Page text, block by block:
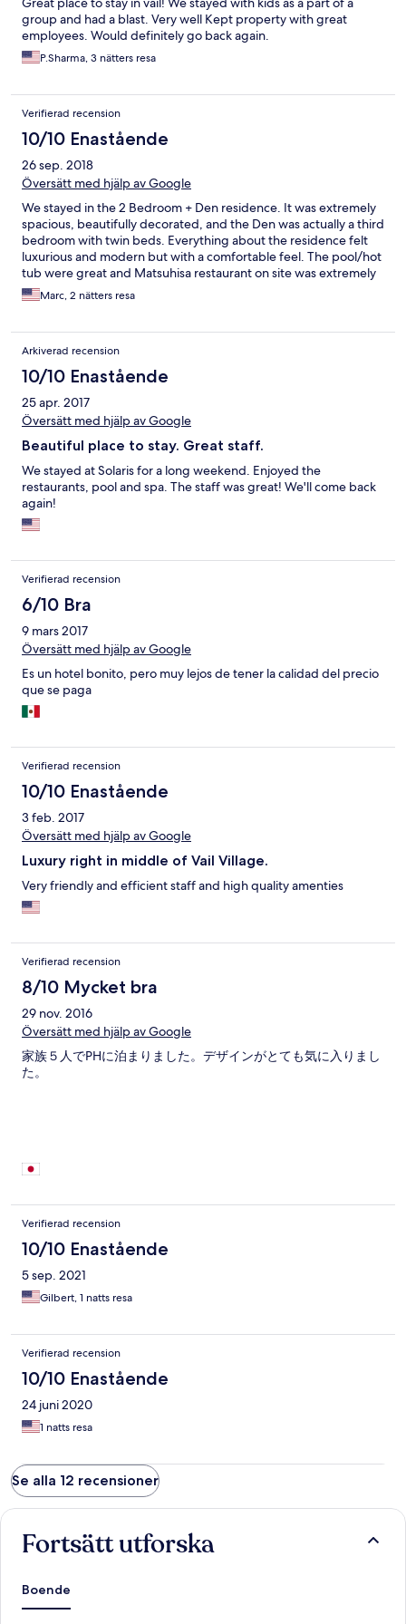
group and had a blast. Very well Kept property with great
employees. Would definitely go back again.
P.Sharma, 3 nätters resa
Verifierad recension
10/10 Enastående
26 sep. 2018
Översätt med hjälp av Google
We stayed in the 2 Bedroom + Den residence. It was extremely
spacious, beautifully decorated, and the Den was actually a third
bedroom with twin beds. Everything about the residence felt
luxurious and modern but with a comfortable feel. The pool/hot
tub were great and Matsuhisa restaurant on site was extremely
delicious. Location could not be beat as it was steps to the heart
of Vail Village and dining, shopping, and entertainment.
Marc, 2 nätters resa
Arkiverad recension
10/10 Enastående
25 apr. 2017
Översätt med hjälp av Google
Beautiful place to stay. Great staff.
We stayed at Solaris for a long weekend. Enjoyed the
restaurants, pool and spa. The staff was great! We'll come back
again!
Verifierad recension
6/10 Bra
9 mars 2017
Översätt med hjälp av Google
Es un hotel bonito, pero muy lejos de tener la calidad del precio
que se paga
Verifierad recension
10/10 Enastående
3 feb. 2017
Översätt med hjälp av Google
Luxury right in middle of Vail Village.
Very friendly and efficient staff and high quality amenties
Verifierad recension
8/10 Mycket bra
29 nov. 2016
Översätt med hjälp av Google
家族５人でPHに泊まりました。デザインがとても気に入りまし
た。
Verifierad recension
10/10 Enastående
5 sep. 2021
Gilbert, 1 natts resa
Verifierad recension
10/10 Enastående
24 juni 2020
1 natts resa
Se alla 12 recensioner
Fortsätt utforska
Boende